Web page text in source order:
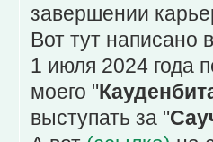
завершении
Вот тут
1 июля 2024 года
моего "
выступать за "